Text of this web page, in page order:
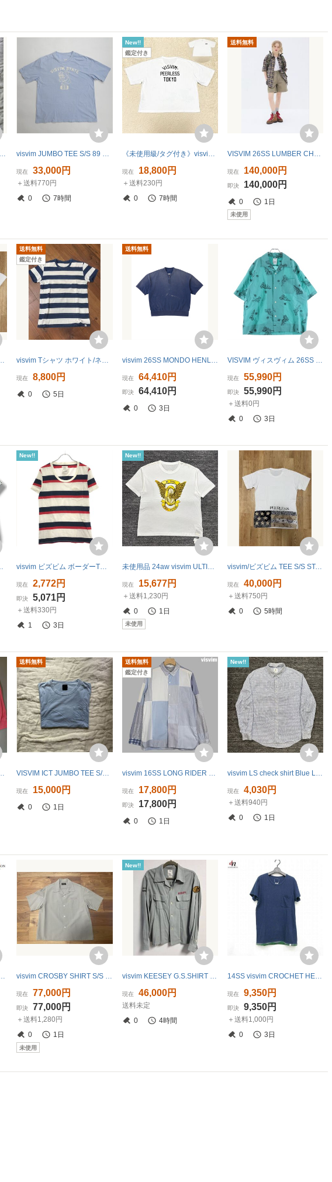
現在 33,000円
＋送料770円
0
7時間
New!!
鑑定付き
現在 18,800円
＋送料230円
0
7時間
送料無料
現在 140,000円
即決 140,000円
0 1日
未使用
送料無料
鑑定付き
現在 8,800円
0 5日
送料無料
現在 64,410円
即決 64,410円
0 3日
現在 55,990円
即決 55,990円
＋送料0円
0
3日
半袖 開襟 シャツ 2
New!!
visvim ビズビム ボーダーTシャツ ミックスカラー IT8NO4BII1GG
現在 2,772円
即決 5,071円
＋送料330円
1
3日
New!!
未使用品 24aw visvim ULTIMATE JUMBO TEE S/S BE FREE 2 WHITE
現在 15,677円
＋送料1,230円
0
1日
未使用
visvim/ビズビム TEE S/S STARS 限定 イベント 半袖Tシャツ サイズ２ 0２19９05010002 バンダナ ヴィンテージ ICT
現在 40,000円
＋送料750円
0
5時間
ンク サイズ1 made in JAPAN
送料無料
VISVIM ICT JUMBO TEE S/S size 3 tシャツ ビズビム
現在 15,000円
0 1日
送料無料
鑑定付き
visvim 16SS LONG RIDER SHIRT L/S FLUX P.W パッチワーク シャツ ヴィズヴィム ビズビム F.I.L vintage ビンテージ アーカイブ
現在 17,800円
即決 17,800円
0 1日
New!!
visvim LS check shirt Blue L チェック シャツ ブルー
現在 4,030円
＋送料940円
0
1日
袖 襟 無地 ボタン 胸ポケット コットン メンズ S ホワイト visvim CROSBY SHIRT S/S size2 ict wmv contrarydept sports
現在 77,000円
即決 77,000円
＋送料1,280円
0
1日
未使用
New!!
visvim KEESEY G.S.SHIRT L/S I.Q.W.T. 美中古サイズ2
現在 46,000円
送料未定
0
4時間
14SS visvim CROCHET HEM TEE S/S VINTAGE SLUB Tシャツ
現在 9,350円
即決 9,350円
＋送料1,000円
0
3日